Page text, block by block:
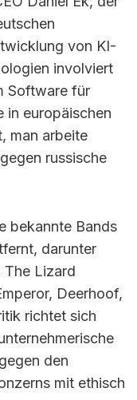
von KI-
involviert
Software für
in europäischen
man arbeite
russische
bekannte Bands
darunter
The Lizard
Deerhoof,
richtet sich
den
mit ethisch